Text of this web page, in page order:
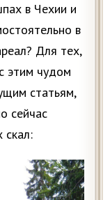
в Чехии и
в
Для тех,
этим чудом
статьям,
сейчас
скал: